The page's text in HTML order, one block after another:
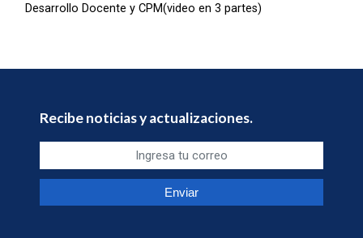
Desarrollo Docente y CPM(video en 3 partes)
Recibe noticias y actualizaciones.